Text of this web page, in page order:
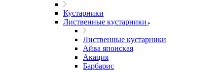
Кустарники
Лиственные кустарники
Лиственные кустарники
Айва японская
Акация
Барбарис